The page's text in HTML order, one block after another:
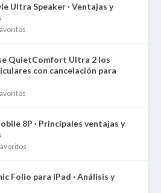
Ultra Speaker · Ventajas y
QuietComfort Ultra 2 los
con cancelación para
8P · Principales ventajas y
Folio para iPad · Análisis y